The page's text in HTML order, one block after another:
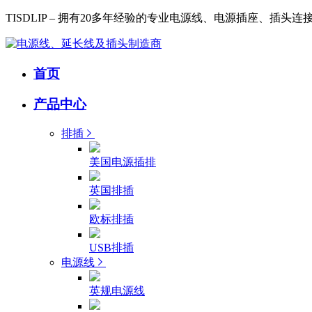
TISDLIP – 拥有20多年经验的专业电源线、电源插座、插头连
首页
产品中心
排插
美国电源插排
英国排插
欧标排插
USB排插
电源线
英规电源线